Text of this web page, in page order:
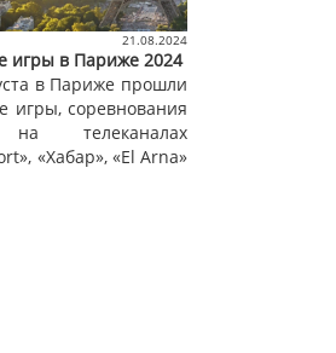
21.08.2024
игры в Париже 2024
в Париже прошли
игры, соревнования
на телеканалах
«Хабар», «El Arna»